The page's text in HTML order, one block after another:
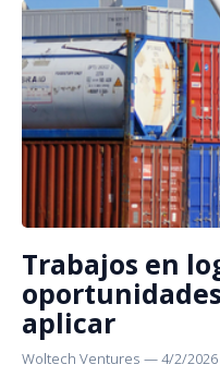
Trabajos en
aplicar
Woltech Ventures —4/2/2026